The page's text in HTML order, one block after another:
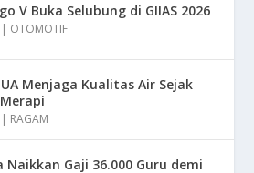
V Buka Selubung di GIIAS 2026
| OTOMOTIF
Menjaga Kualitas Air Sejak
| RAGAM
Naikkan Gaji 36.000 Guru demi